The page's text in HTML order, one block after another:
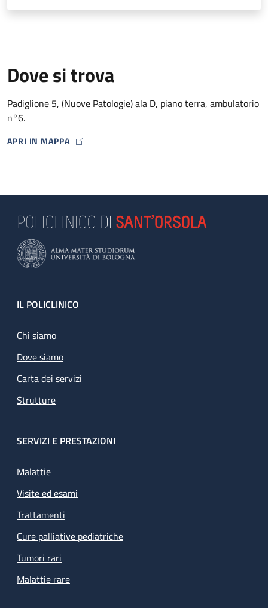
Dove si trova
Padiglione 5, (Nuove Patologie) ala D, piano terra, ambulatorio
n°6.
APRI IN MAPPA
MAP ICON
Footer
IL POLICLINICO
Chi siamo
Dove siamo
Carta dei servizi
Strutture
SERVIZI E PRESTAZIONI
Malattie
Visite ed esami
Trattamenti
Cure palliative pediatriche
Tumori rari
Malattie rare